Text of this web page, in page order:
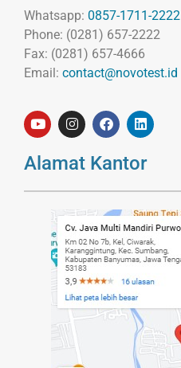
Whatsapp: 0857-1711-2222
Phone: (0281) 657-2222
Fax: (0281) 657-4666
Email: contact@novotest.id
Alamat Kantor